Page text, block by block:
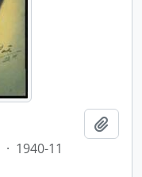
· 1940-11